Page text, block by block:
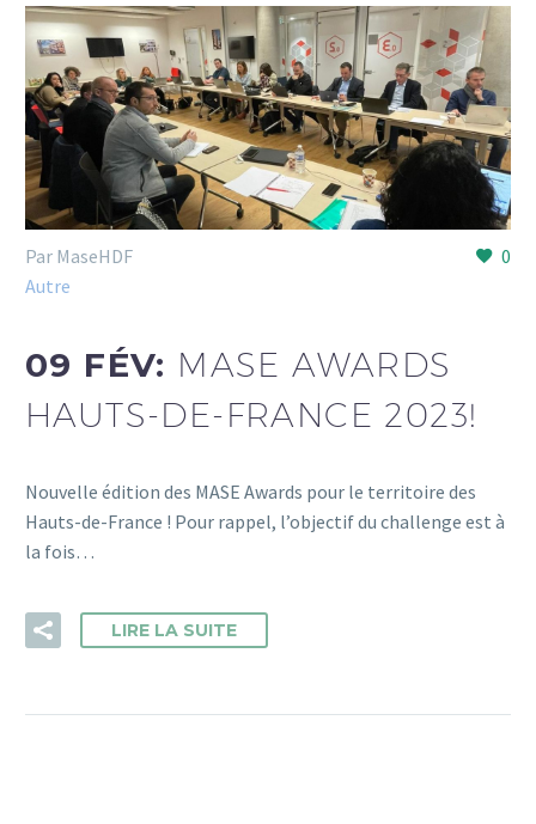
0
Par MaseHDF
Autre
09 FÉV: MASE AWARDS
HAUTS-DE-FRANCE 2023!
Nouvelle édition des MASE Awards pour le territoire des
Hauts-de-France ! Pour rappel, l’objectif du challenge est à
la fois…
LIRE LA SUITE